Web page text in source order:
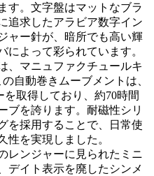
す。文字盤はマットなブラ
追求したアラビア数字イン
ャー針が、暗所でも高い輝
によって彩られています。
、マニュファクチュールキ
自動巻きムーブメントは、
取得しており、約70時間
ブを誇ります。耐磁性シリ
を採用することで、日常使
性を実現しました。
レンジャーに見られたミニ
デイト表示を廃したシンメ